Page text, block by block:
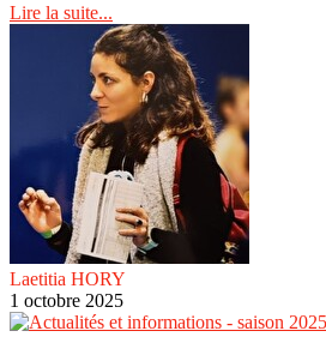
Lire la suite...
Laetitia HORY
1 octobre 2025